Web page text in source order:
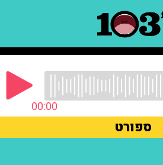
00:00
ספורט